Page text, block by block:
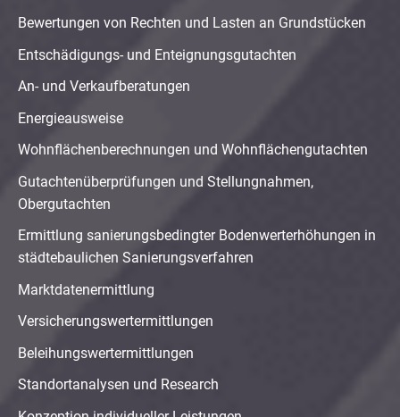
Bewertungen von Rechten und Lasten an Grundstücken
Entschädigungs- und Enteignungsgutachten
An- und Verkaufberatungen
Energieausweise
Wohnflächenberechnungen und Wohnflächengutachten
Gutachtenüberprüfungen und Stellungnahmen,
Obergutachten
Ermittlung sanierungsbedingter Bodenwerterhöhungen in
städtebaulichen Sanierungsverfahren
Marktdatenermittlung
Versicherungswertermittlungen
Beleihungswertermittlungen
Standortanalysen und Research